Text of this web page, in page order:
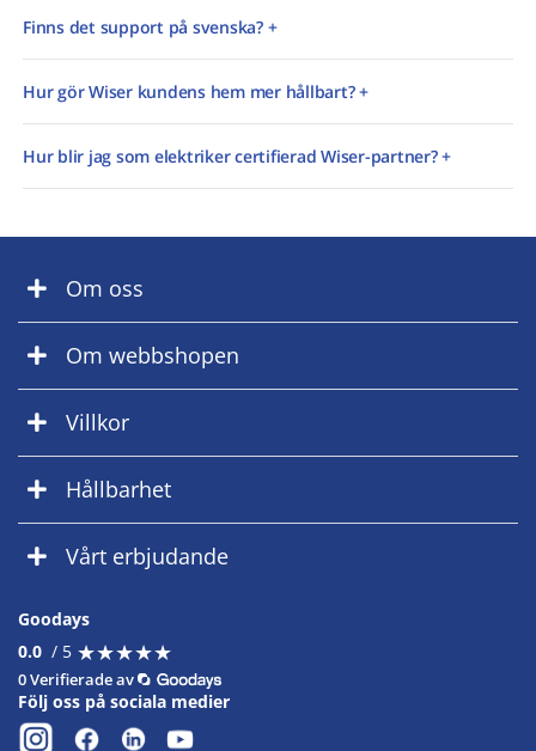
Finns det support på svenska? +
Hur gör Wiser kundens hem mer hållbart? +
Hur blir jag som elektriker certifierad Wiser-partner? +
Om oss
Om webbshopen
Villkor
Hållbarhet
Vårt erbjudande
Goodays
0.0 / 5 ★★★★★
★★★★★
0 Verifierade av
Följ oss på sociala medier